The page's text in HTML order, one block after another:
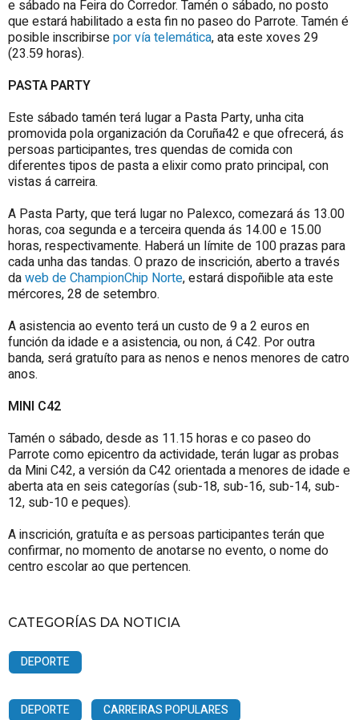
e sábado na Feira do Corredor. Tamén o sábado, no posto
que estará habilitado a esta fin no paseo do Parrote. Tamén é
posible inscribirsepor vía telemática, ata este xoves 29
(23.59 horas).
PASTA PARTY
Este sábado tamén terá lugar a Pasta Party, unha cita
promovida pola organización da Coruña42 e que ofrecerá, ás
persoas participantes, tres quendas de comida con
diferentes tipos de pasta a elixir como prato principal, con
vistas á carreira.
A Pasta Party, que terá lugar no Palexco, comezará ás 13.00
horas, coa segunda e a terceira quenda ás 14.00 e 15.00
horas, respectivamente. Haberá un límite de 100 prazas para
cada unha das tandas. O prazo de inscrición, aberto a través
daweb de ChampionChip Norte, estará dispoñible ata este
mércores, 28 de setembro.
A asistencia ao evento terá un custo de 9 a 2 euros en
función da idade e a asistencia, ou non, á C42. Por outra
banda, será gratuíto para as nenos e nenos menores de catro
anos.
MINI C42
Tamén o sábado, desde as 11.15 horas e co paseo do
Parrote como epicentro da actividade, terán lugar as probas
da Mini C42, a versión da C42 orientada a menores de idade e
aberta ata en seis categorías (sub-18, sub-16, sub-14, sub-
12, sub-10 e peques).
A inscrición, gratuíta e as persoas participantes terán que
confirmar, no momento de anotarse no evento, o nome do
centro escolar ao que pertencen.
CATEGORÍAS DA NOTICIA
DEPORTE
DEPORTE CARREIRAS POPULARES